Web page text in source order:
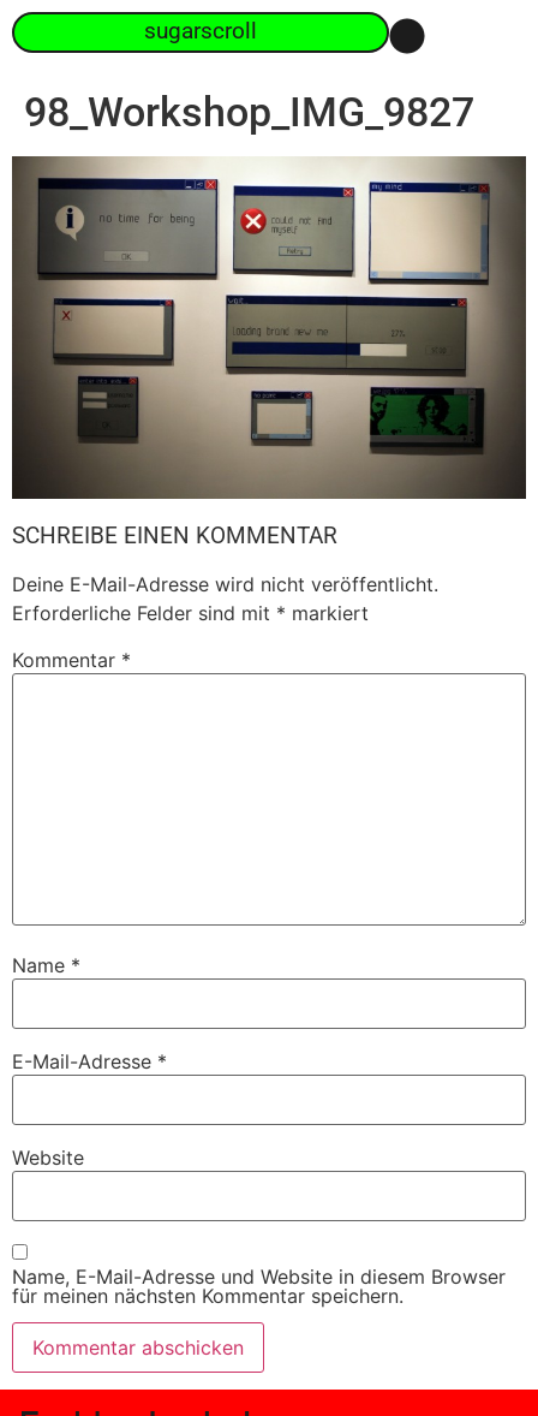
sugarscroll
98_Workshop_IMG_9827
SCHREIBE EINEN KOMMENTAR
Deine E-Mail-Adresse wird nicht veröffentlicht.
Erforderliche Felder sind mit * markiert
Kommentar *
Name *
E-Mail-Adresse *
Website
Name, E-Mail-Adresse und Website in diesem Browser
für meinen nächsten Kommentar speichern.